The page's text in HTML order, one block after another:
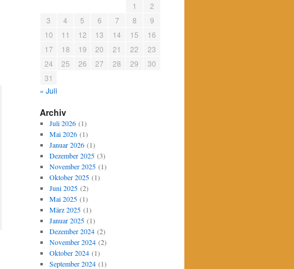
1
2
3
4 5 6 7 8
9
10
11 12 13 14 15
16
17
18 19 20 21 22
23
24
25 26 27 28 29
30
31
« Juli
Archiv
Juli 2026(1)
Mai 2026(1)
Januar 2026(1)
Dezember 2025(3)
November 2025(1)
Oktober 2025(1)
Juni 2025(2)
Mai 2025(1)
März 2025(1)
Januar 2025(1)
Dezember 2024(2)
November 2024(2)
Oktober 2024(1)
September 2024(1)